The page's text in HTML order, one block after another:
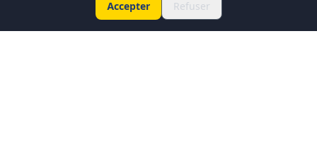
Accepter
Refuser